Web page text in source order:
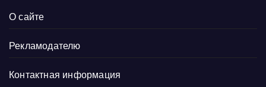
О сайте
Рекламодателю
Контактная информация